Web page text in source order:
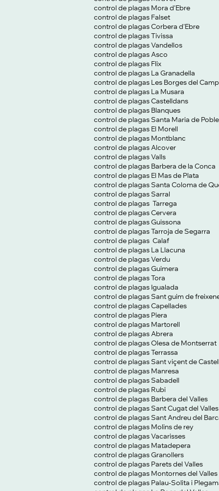
control de plagas Mora d'Ebre
control de plagas Falset
control de plagas Corbera d'Ebre
control de plagas Tivissa
control de plagas Vandellos
control de plagas Asco
control de plagas Flix
control de plagas La Granadella
control de plagas Les Borges del Camp
control de plagas La Musara
control de plagas Castelldans
control de plagas Blanques
control de plagas Santa Maria de
control de plagas El Morell
control de plagas Montblanc
control de plagas Alcover
control de plagas Valls
control de plagas Barbera de la Conca
control de plagas El Mas de Plata
control de plagas Santa Coloma de
control de plagas Sarral
control de plagas Tarrega
control de plagas Cervera
control de plagas Guissona
control de plagas Tarroja de Segarra
control de plagas Calaf
control de plagas La Llacuna
control de plagas Verdu
control de plagas Guimera
control de plagas Tora
control de plagas Igualada
control de plagas Sant guim de
control de plagas Capellades
control de plagas Piera
control de plagas Martorell
control de plagas Abrera
control de plagas Olesa de Montserrat
control de plagas Terrassa
control de plagas Sant viçent de
control de plagas Manresa
control de plagas Sabadell
control de plagas Rubi
control de plagas Barbera del Valles
control de plagas Sant Cugat del Valles
control de plagas Sant Andreu del
control de plagas Molins de rey
control de plagas Vacarisses
control de plagas Matadepera
control de plagas Granollers
control de plagas Parets del Valles
control de plagas Montornes del Valles
control de plagas Palau-Solita i